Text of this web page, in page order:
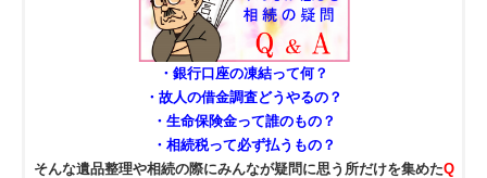
・銀行口座の凍結って何？
・故人の借金調査どうやるの？
・生命保険金って誰のもの？
・相続税って必ず払うもの？
そんな遺品整理や相続の際にみんなが疑問に思う所だけを集めたQ